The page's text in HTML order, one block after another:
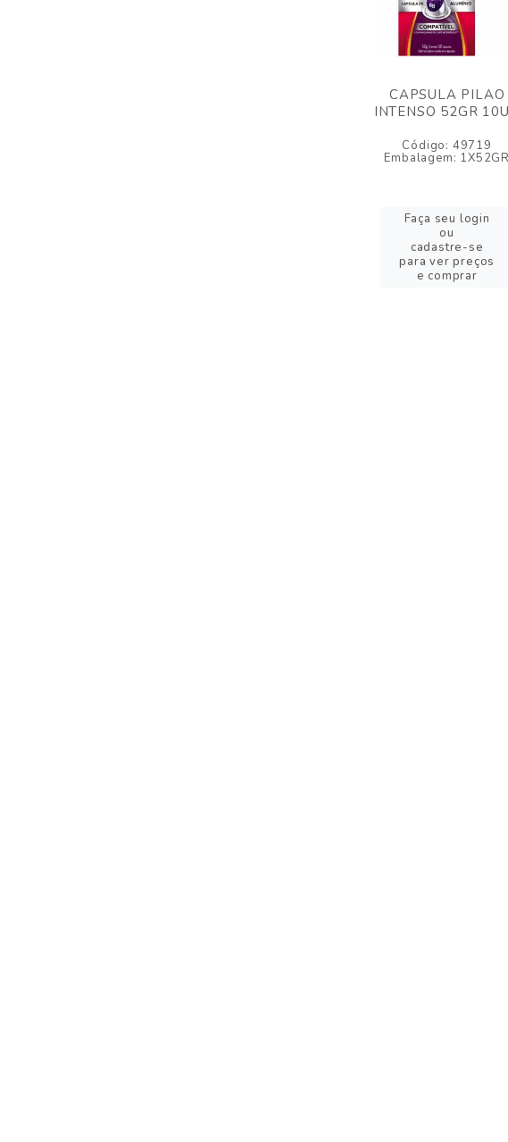
CAPSULA PILAO
INTENSO 52GR
Código: 49719
Embalagem: 1X52GR
Faça seu login
ou
cadastre-se
para ver preços
e comprar